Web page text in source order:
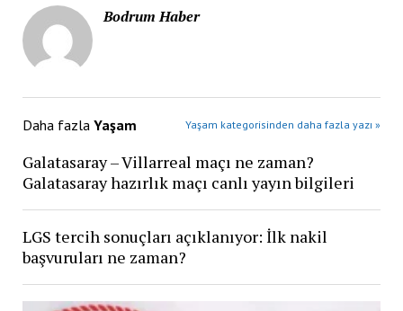
Bodrum Haber
Daha fazla Yaşam Yaşam kategorisinden daha fazla yazı »
Galatasaray – Villarreal maçı ne zaman?
Galatasaray hazırlık maçı canlı yayın bilgileri
LGS tercih sonuçları açıklanıyor: İlk nakil
başvuruları ne zaman?